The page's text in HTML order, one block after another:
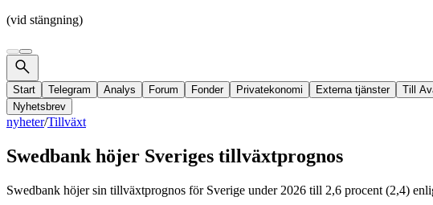
(vid stängning)
Start Telegram Analys Forum Fonder Privatekonomi Externa tjänster
Till
Nyhetsbrev
nyheter/Tillväxt
Swedbank höjer Sveriges tillväxtprognos
Swedbank höjer sin tillväxtprognos för Sverige under 2026 till 2,6 procent (2,4)